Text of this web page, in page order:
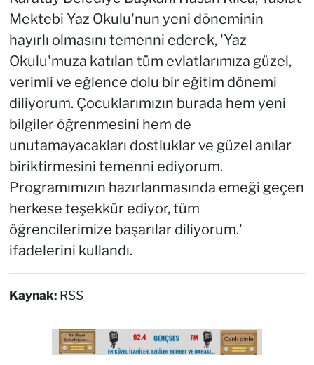
Mektebi Yaz Okulu'nun yeni döneminin
hayırlı olmasını temenni ederek, 'Yaz
Okulu'muza katılan tüm evlatlarımıza güzel,
verimli ve eğlence dolu bir eğitim dönemi
diliyorum. Çocuklarımızın burada hem yeni
bilgiler öğrenmesini hem de
unutamayacakları dostluklar ve güzel anılar
biriktirmesini temenni ediyorum.
Programımızın hazırlanmasında emeği geçen
herkese teşekkür ediyor, tüm
öğrencilerimize başarılar diliyorum.'
ifadelerini kullandı.
Kaynak: RSS